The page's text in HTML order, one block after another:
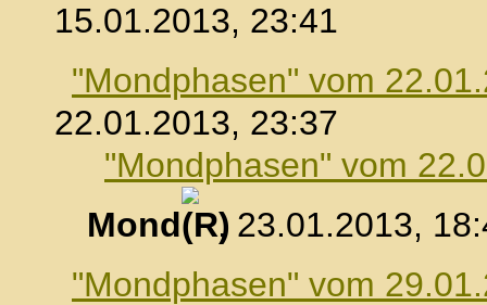
15.01.2013, 23:41
"Mondphasen" vom
22.01.2013, 23:37
"Mondphasen" vom
Mond
, 23.01.2013,
"Mondphasen" vom